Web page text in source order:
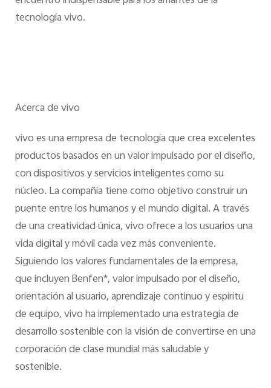
tecnología vivo.
Acerca de vivo
vivo es una empresa de tecnología que crea excelentes
productos basados en un valor impulsado por el diseño,
con dispositivos y servicios inteligentes como su
núcleo. La compañía tiene como objetivo construir un
puente entre los humanos y el mundo digital. A través
de una creatividad única, vivo ofrece a los usuarios una
vida digital y móvil cada vez más conveniente.
Siguiendo los valores fundamentales de la empresa,
que incluyen Benfen*, valor impulsado por el diseño,
orientación al usuario, aprendizaje continuo y espíritu
de equipo, vivo ha implementado una estrategia de
desarrollo sostenible con la visión de convertirse en una
corporación de clase mundial más saludable y
sostenible.